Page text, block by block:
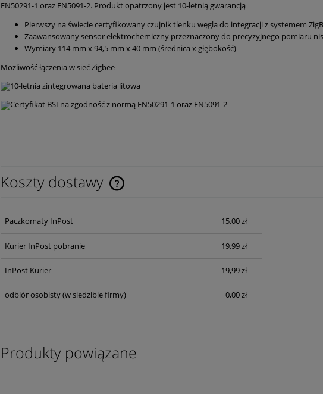
EN50291-1 oraz EN5091-2. Produkt opatrzony jest 10-letnią gwarancją
Pierwszy na świecie certyfikowany czujnik tlenku węgla do integracji z systemem
Zaawansowany sensor elektrochemiczny przeznaczony do precyzyjnego pomiaru
Wymiary 114 mm x 94,5 mm x 40 mm (średnica x głębokość)
Możliwość łączenia w sieć Zigbee
10-letnia zintegrowana bateria litowa
Certyfikat BSI na zgodność z normą EN50291-1 oraz EN5091-2
Koszty dostawy
Paczkomaty InPost 15,00 zł
Kurier InPost pobranie 19,99 zł
InPost Kurier 19,99 zł
odbiór osobisty(w siedzibie firmy) 0,00 zł
Produkty powiązane